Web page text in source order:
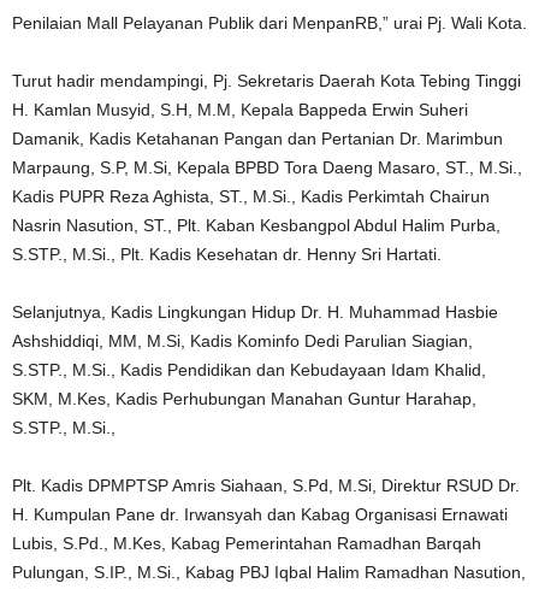
Penilaian Mall Pelayanan Publik dari MenpanRB,” urai Pj. Wali Kota.
Turut hadir mendampingi, Pj. Sekretaris Daerah Kota Tebing Tinggi
H. Kamlan Musyid, S.H, M.M, Kepala Bappeda Erwin Suheri
Damanik, Kadis Ketahanan Pangan dan Pertanian Dr. Marimbun
Marpaung, S.P, M.Si, Kepala BPBD Tora Daeng Masaro, ST., M.Si.,
Kadis PUPR Reza Aghista, ST., M.Si., Kadis Perkimtah Chairun
Nasrin Nasution, ST., Plt. Kaban Kesbangpol Abdul Halim Purba,
S.STP., M.Si., Plt. Kadis Kesehatan dr. Henny Sri Hartati.
Selanjutnya, Kadis Lingkungan Hidup Dr. H. Muhammad Hasbie
Ashshiddiqi, MM, M.Si, Kadis Kominfo Dedi Parulian Siagian,
S.STP., M.Si., Kadis Pendidikan dan Kebudayaan Idam Khalid,
SKM, M.Kes, Kadis Perhubungan Manahan Guntur Harahap,
S.STP., M.Si.,
Plt. Kadis DPMPTSP Amris Siahaan, S.Pd, M.Si, Direktur RSUD Dr.
H. Kumpulan Pane dr. Irwansyah dan Kabag Organisasi Ernawati
Lubis, S.Pd., M.Kes, Kabag Pemerintahan Ramadhan Barqah
Pulungan, S.IP., M.Si., Kabag PBJ Iqbal Halim Ramadhan Nasution,